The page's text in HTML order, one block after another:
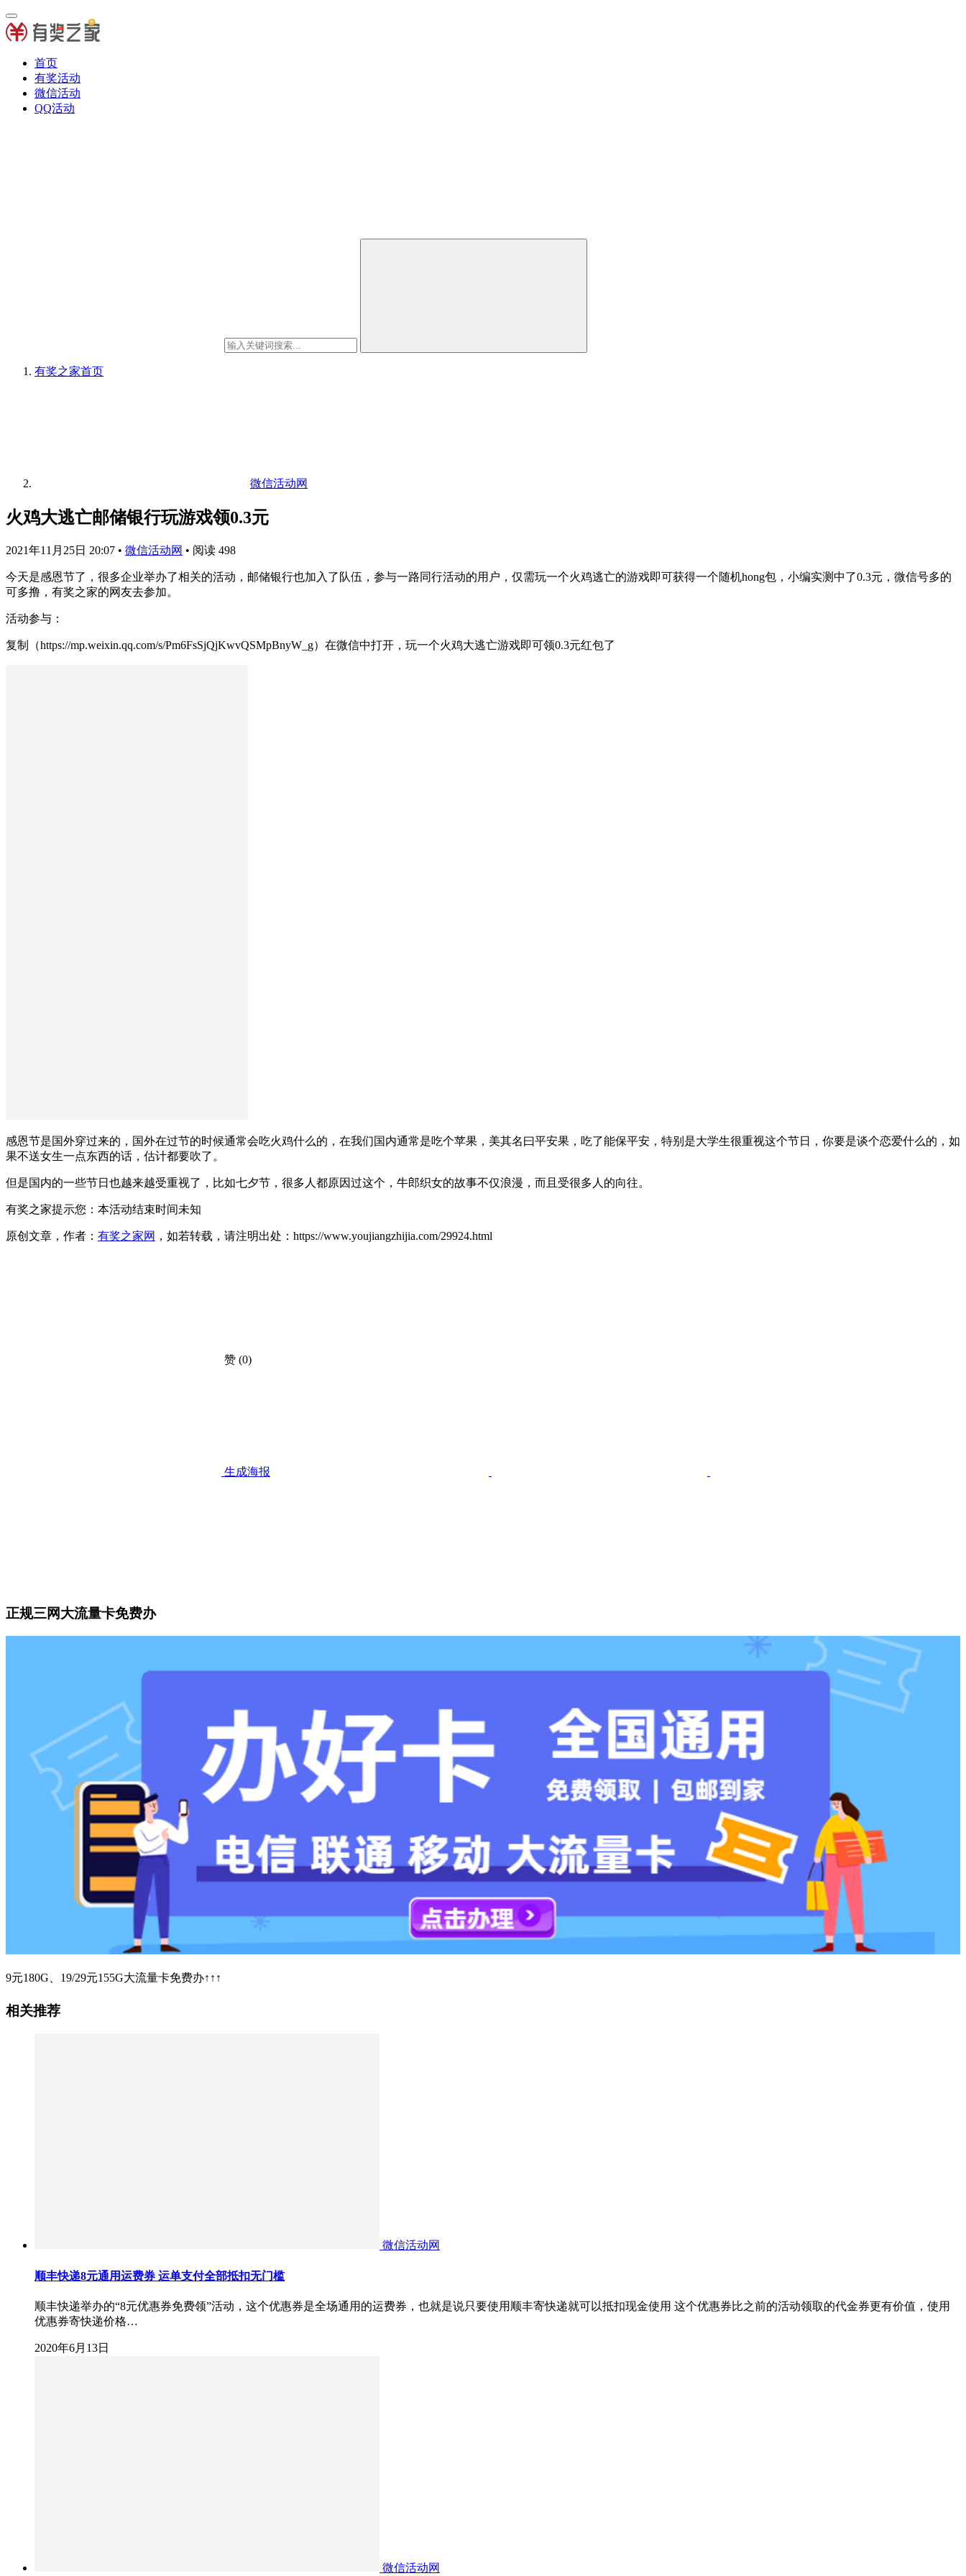
首页
有奖活动
微信活动
QQ活动
有奖之家首页
微信活动网
火鸡大逃亡邮储银行玩游戏领0.3元
2021年11月25日 20:07 • 微信活动网 • 阅读 498
今天是感恩节了，很多企业举办了相关的活动，邮储银行也加入了队伍，参与一路同行活动的用户，仅需玩一个火鸡逃亡的游戏即可获得一个随机hong包，小编实测中了0.3元，微信号多的
可多撸，有奖之家的网友去参加。
活动参与：
复制（https://mp.weixin.qq.com/s/Pm6FsSjQjKwvQSMpBnyW_g）在微信中打开，玩一个火鸡大逃亡游戏即可领0.3元红包了
感恩节是国外穿过来的，国外在过节的时候通常会吃火鸡什么的，在我们国内通常是吃个苹果，美其名曰平安果，吃了能保平安，特别是大学生很重视这个节日，你要是谈个恋爱什么的，如
果不送女生一点东西的话，估计都要吹了。
但是国内的一些节日也越来越受重视了，比如七夕节，很多人都原因过这个，牛郎织女的故事不仅浪漫，而且受很多人的向往。
有奖之家提示您： 本活动结束时间未知
原创文章，作者： 有奖之家网 ，如若转载，请注明出处：https://www.youjiangzhijia.com/29924.html
赞 (0)
生成海报
正规三网大流量卡免费办
9元180G、19/29元155G大流量卡免费办↑↑↑
相关推荐
微信活动网
顺丰快递8元通用运费券 运单支付全部抵扣无门槛
顺丰快递举办的“8元优惠券免费领”活动，这个优惠券是全场通用的运费券，也就是说只要使用顺丰寄快递就可以抵扣现金使用 这个优惠券比之前的活动领取的代金券更有价值，使用
优惠券寄快递价格…
2020年6月13日
微信活动网